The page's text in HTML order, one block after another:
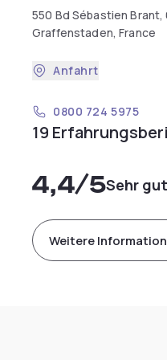
550 Bd Sébastien Brant,
Graffenstaden, France
Anfahrt
0800 724 5975
19
4,4/5Sehr gut
Weitere